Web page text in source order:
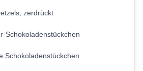
zerdrückt
Schokoladenstückchen
Schokoladenstückchen